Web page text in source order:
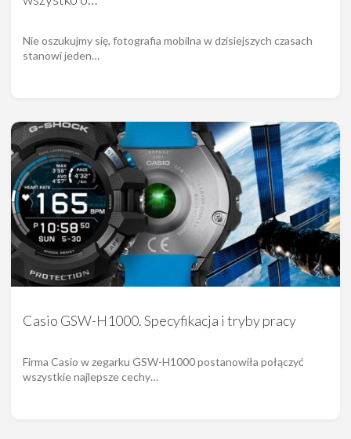
Nie oszukujmy się, fotografia mobilna w dzisiejszych czasach
stanowi jeden…
Casio GSW-H1000. Specyfikacja i tryby pracy
Firma Casio w zegarku GSW-H1000 postanowiła połączyć
wszystkie najlepsze cechy…